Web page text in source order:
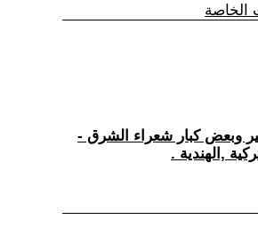
الخاصة
وبعض كبار شعراء الشرق -
,الهندية .